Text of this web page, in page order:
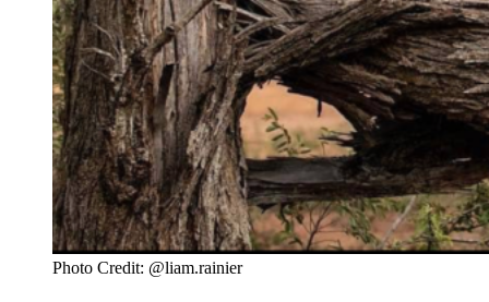
Photo Credit: @liam.rainier